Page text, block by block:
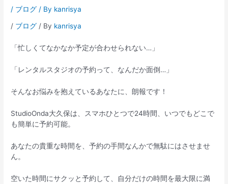
/ ブログ / By kanrisya
/ ブログ / By kanrisya
「忙しくてなかなか予定が合わせられない…」
「レンタルスタジオの予約って、なんだか面倒…」
そんなお悩みを抱えているあなたに、朗報です！
StudioOnda大久保は、スマホひとつで24時間、いつでもどこで
も簡単に予約可能。
あなたの貴重な時間を、予約の手間なんかで無駄にはさせませ
ん。
空いた時間にサクッと予約して、自分だけの時間を最大限に満